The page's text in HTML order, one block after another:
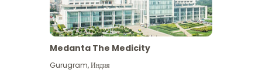
Medanta The Medicity
Gurugram,Индия